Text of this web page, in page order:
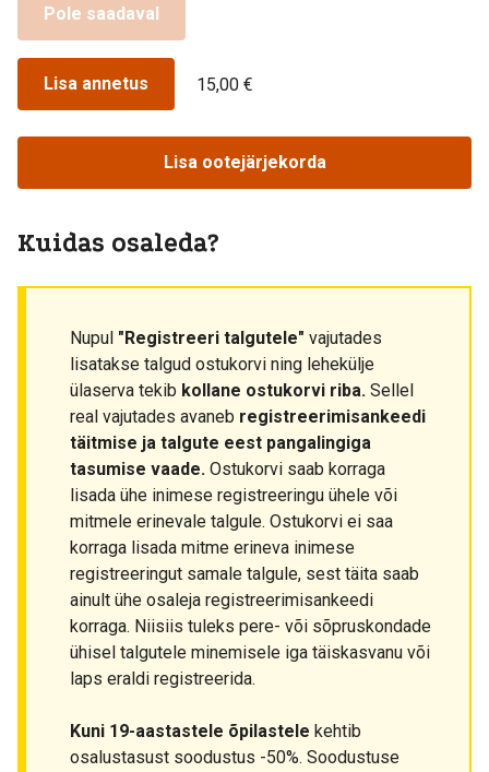
Pole saadaval
Lisa annetus 15,00 €
Lisa ootejärjekorda
Kuidas osaleda?
Nupul "Registreeri talgutele" vajutades
lisatakse talgud ostukorvi ning lehekülje
ülaserva tekib kollane ostukorvi riba. Sellel
real vajutades avaneb registreerimisankeedi
täitmise ja talgute eest pangalingiga
tasumise vaade. Ostukorvi saab korraga
lisada ühe inimese registreeringu ühele või
mitmele erinevale talgule. Ostukorvi ei saa
korraga lisada mitme erineva inimese
registreeringut samale talgule, sest täita saab
ainult ühe osaleja registreerimisankeedi
korraga. Niisiis tuleks pere- või sõpruskondade
ühisel talgutele minemisele iga täiskasvanu või
laps eraldi registreerida.
Kuni 19-aastastele õpilastele kehtib
osalustasust soodustus -50%. Soodustuse